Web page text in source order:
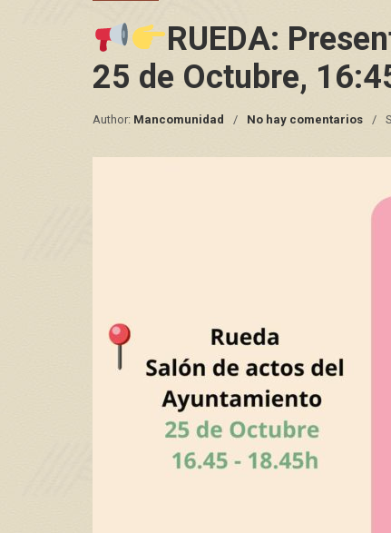
RUEDA:
25 de Octubre,
Author: Mancomunidad No hay comentarios